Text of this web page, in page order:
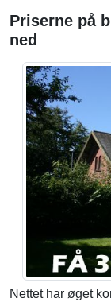
Priserne på
ned
Nettet har øget